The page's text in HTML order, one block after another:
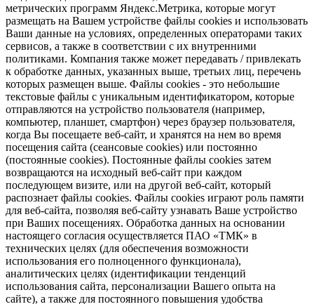
метрических программ Яндекс.Метрика, которые могут
размещать на Вашем устройстве файлы cookies и использовать
Ваши данные на условиях, определенных операторами таких
сервисов, а также в соответствии с их внутренними
политиками. Компания также может передавать / привлекать
к обработке данных, указанных выше, третьих лиц, перечень
которых размещен выше. Файлы cookies - это небольшие
текстовые файлы с уникальным идентификатором, которые
отправляются на устройство пользователя (например,
компьютер, планшет, смартфон) через браузер пользователя,
когда Вы посещаете веб-сайт, и хранятся на нем во время
посещения сайта (сеансовые cookies) или постоянно
(постоянные cookies). Постоянные файлы cookies затем
возвращаются на исходный веб-сайт при каждом
последующем визите, или на другой веб-сайт, который
распознает файлы cookies. Файлы cookies играют роль памяти
для веб-сайта, позволяя веб-сайту узнавать Ваше устройство
при Ваших посещениях. Обработка данных на основании
настоящего согласия осуществляется ПАО «ТМК» в
технических целях (для обеспечения возможности
использования его полноценного функционала),
аналитических целях (идентификации тенденций
использования сайта, персонализации Вашего опыта на
сайте), а также для постоянного повышения удобства